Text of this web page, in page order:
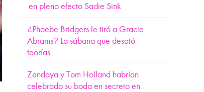
en pleno efecto Sadie Sink
¿Phoebe Bridgers le tiró a Gracie
Abrams? La sábana que desató
teorías
Zendaya y Tom Holland habrían
celebrado su boda en secreto en